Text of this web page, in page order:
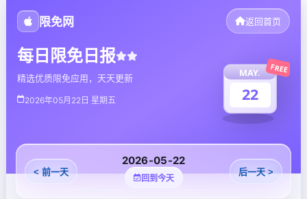
限免网 返回首页
每日限免日报
精选优质限免应用，天天更新
2026年05月22日 星期五
MAY.
22
FREE
< 前一天
2026-05-22
回到今天
后一天 >